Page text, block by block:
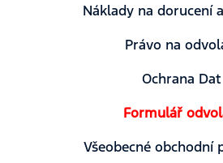
Náklady na dorucení
Právo na
Ochrana Dat
Formulář
Všeobecné obchodní